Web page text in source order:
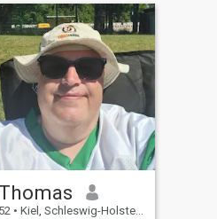
Thomas
52 • Kiel, Schleswig-Holstein, Alemania